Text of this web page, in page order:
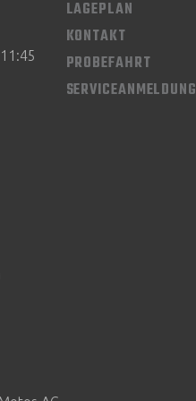
LAGEPLAN
KONTAKT
PROBEFAHRT
SERVICEANMELDUNG